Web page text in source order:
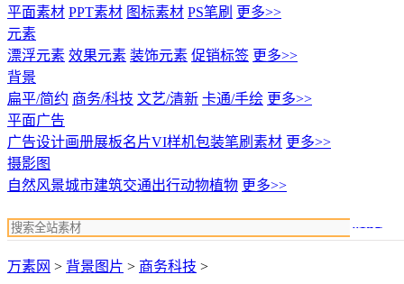
平面素材 PPT素材 图标素材 PS笔刷 更多>>
元素
漂浮元素 效果元素 装饰元素 促销标签 更多>>
背景
扁平/简约 商务/科技 文艺/清新 卡通/手绘 更多>>
平面广告
广告设计画册展板名片VI样机包装笔刷素材 更多>>
摄影图
自然风景城市建筑交通出行动物植物 更多>>
万素网 > 背景图片 > 商务科技 >